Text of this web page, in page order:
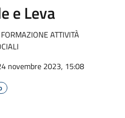
e Leva
ATTIVITÀ
novembre 2023, 15:08